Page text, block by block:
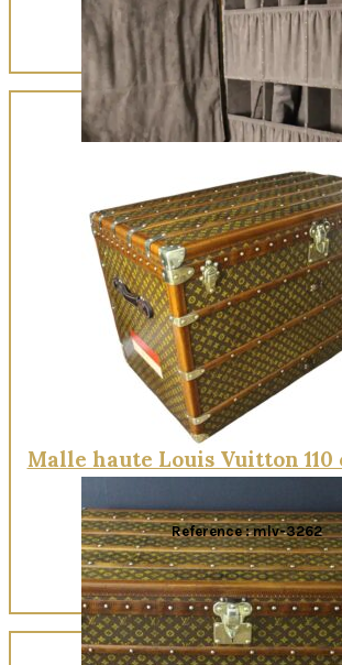
Quick View
Malle haute Louis Vuitton 110
Reference : mlv-3262